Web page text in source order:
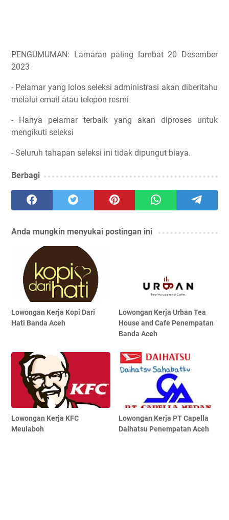
PENGUMUMAN: Lamaran paling lambat 20 Desember
2023
- Pelamar yang lolos seleksi administrasi akan diberitahu
melalui email atau telepon resmi
- Hanya pelamar terbaik yang akan diproses untuk
mengikuti seleksi
- Seluruh tahapan seleksi ini tidak dipungut biaya.
Berbagi
Anda mungkin menyukai postingan ini
Lowongan Kerja Kopi Dari
Hati Banda Aceh
Lowongan Kerja Urban Tea
House and Cafe Penempatan
Banda Aceh
Lowongan Kerja KFC
Meulaboh
Lowongan Kerja PT Capella
Daihatsu Penempatan Aceh